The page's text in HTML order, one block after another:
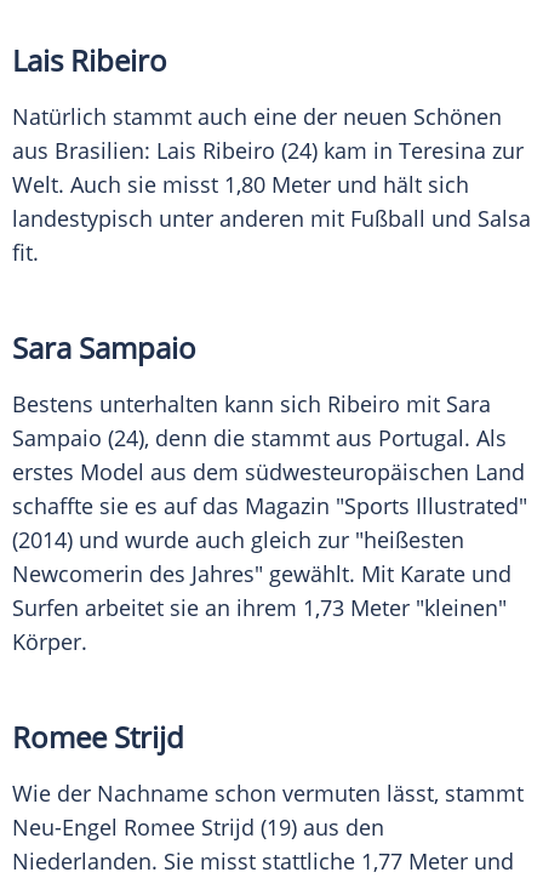
Lais Ribeiro
Natürlich stammt auch eine der neuen Schönen
aus Brasilien: Lais Ribeiro (24) kam in Teresina zur
Welt. Auch sie misst 1,80 Meter und hält sich
landestypisch unter anderen mit Fußball und Salsa
fit.
Sara Sampaio
Bestens unterhalten kann sich Ribeiro mit Sara
Sampaio (24), denn die stammt aus Portugal. Als
erstes Model aus dem südwesteuropäischen Land
schaffte sie es auf das Magazin "Sports Illustrated"
(2014) und wurde auch gleich zur "heißesten
Newcomerin des Jahres" gewählt. Mit Karate und
Surfen arbeitet sie an ihrem 1,73 Meter "kleinen"
Körper.
Romee Strijd
Wie der Nachname schon vermuten lässt, stammt
Neu-Engel Romee Strijd (19) aus den
Niederlanden. Sie misst stattliche 1,77 Meter und